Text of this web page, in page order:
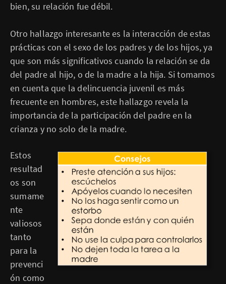
bien, su relación fue débil.
Otro hallazgo interesante es la interacción de estas
prácticas con el sexo de los padres y de los hijos, ya
que son más significativos cuando la relación se da
del padre al hijo, o de la madre a la hija. Si tomamos
en cuenta que la delincuencia juvenil es más
frecuente en hombres, este hallazgo revela la
importancia de la participación del padre en la
crianza y no solo de la madre.
Estos
resultad
os son
sumame
nte
valiosos
tanto
para la
prevenci
ón como